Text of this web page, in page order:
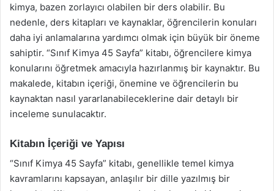
kimya, bazen zorlayıcı olabilen bir ders olabilir. Bu
nedenle, ders kitapları ve kaynaklar, öğrencilerin konuları
daha iyi anlamalarına yardımcı olmak için büyük bir öneme
sahiptir. “Sınıf Kimya 45 Sayfa” kitabı, öğrencilere kimya
konularını öğretmek amacıyla hazırlanmış bir kaynaktır. Bu
makalede, kitabın içeriği, önemine ve öğrencilerin bu
kaynaktan nasıl yararlanabileceklerine dair detaylı bir
inceleme sunulacaktır.
Kitabın İçeriği ve Yapısı
“Sınıf Kimya 45 Sayfa” kitabı, genellikle temel kimya
kavramlarını kapsayan, anlaşılır bir dille yazılmış bir